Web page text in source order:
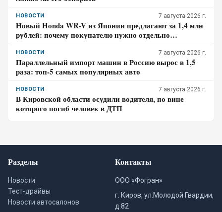
НОВОСТИ 7 августа 2026 г.
Новый Honda WR-V из Японии предлагают за 1,4 млн
рублей: почему покупателю нужно отдельно
НОВОСТИ 7 августа 2026 г.
Параллельный импорт машин в Россию вырос в 1,5
раза: топ-5 самых популярных авто
НОВОСТИ 7 августа 2026 г.
В Кировской области осудили водителя, по вине
которого погиб человек в ДТП
Разделы
Новости
Тест-драйвы
Новости автосалонов
Контакты
ООО «Фогран»
г. Киров, ул.Молодой Гвардии,
д.82